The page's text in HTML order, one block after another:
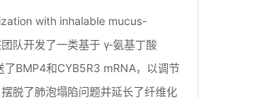
with inhalable mucus-
队开发了一类基于 γ-氨基丁酸
了BMP4和CYB5R3 mRNA，以调节
脱了肺泡塌陷问题并延长了纤维化